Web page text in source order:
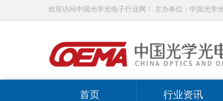
欢迎访问中国光学光电子行业网！ 主办单位：中国光学
首页 行业资讯